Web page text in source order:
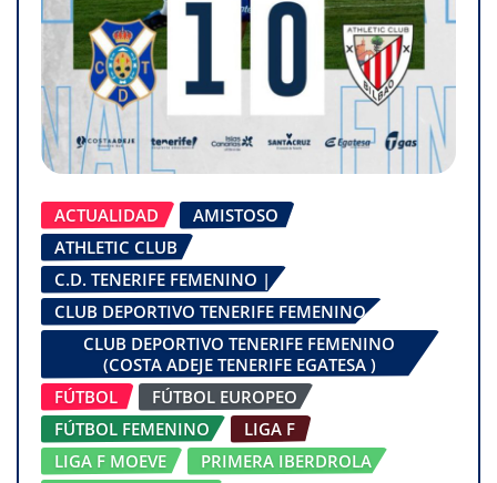
ACTUALIDAD
AMISTOSO
ATHLETIC CLUB
C.D. TENERIFE FEMENINO |
CLUB DEPORTIVO TENERIFE FEMENINO
CLUB DEPORTIVO TENERIFE FEMENINO
(COSTA ADEJE TENERIFE EGATESA )
FÚTBOL
FÚTBOL EUROPEO
FÚTBOL FEMENINO
LIGA F
LIGA F MOEVE
PRIMERA IBERDROLA